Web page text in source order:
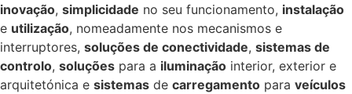
inovação, simplicidade no seu funcionamento, instalação
e utilização, nomeadamente nos mecanismos e
interruptores, soluções de conectividade, sistemas de
controlo, soluções para a iluminação interior, exterior e
arquitetónica e sistemas de carregamento para veículos